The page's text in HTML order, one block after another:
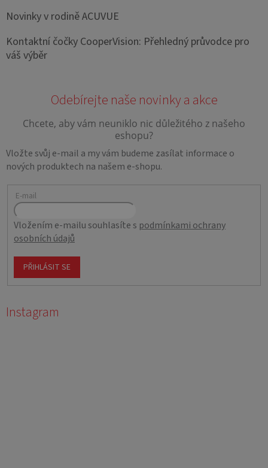
Novinky v rodině ACUVUE
Kontaktní čočky CooperVision: Přehledný průvodce pro
váš výběr
Vložte svůj e-mail a my vám budeme zasílat informace o
nových produktech na našem e-shopu.
E-mail
Vložením e-mailu souhlasíte s podmínkami ochrany
osobních údajů
PŘIHLÁSIT SE
Instagram